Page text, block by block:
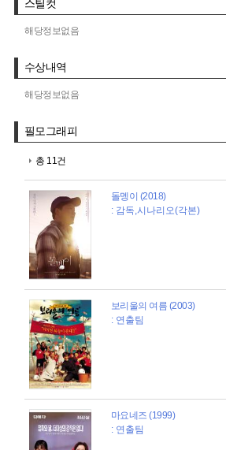
스틸컷
해당정보없음
수상내역
해당정보없음
필모그래피
총 11건
돌멩이 (2018)
: 감독,시나리오(각본)
보리울의 여름 (2003)
: 연출팀
마요네즈 (1999)
: 연출팀